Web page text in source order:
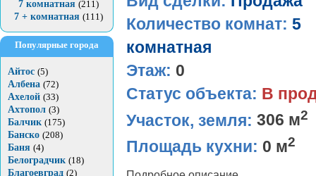
7 комнатная (211)
7 + комнатная (111)
Популярные города
Айтос (5)
Албена (72)
Ахелой (33)
Ахтопол (3)
Балчик (175)
Банско (208)
Баня (4)
Белоградчик (18)
Благоевград (2)
Количество комнат: 5
комнатная
Этаж: 0
Статус объекта: В
Участок, земля: 306 м2
Площадь кухни: 0 м2